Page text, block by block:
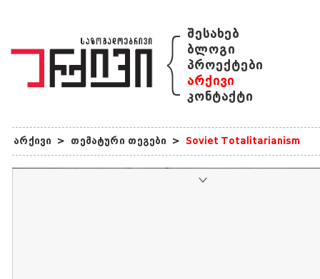
{ შესახებ
ბლოგი
პროექტები
არქივი
კონტაქტი
არქივი > თემატური თეგები > Soviet Totalitarianism